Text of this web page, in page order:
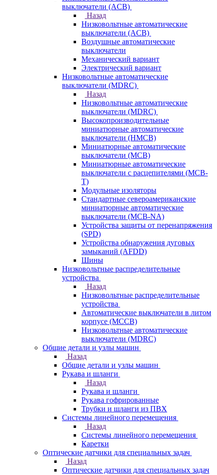
выключатели (ACB)
Назад
Низковольтные автоматические
выключатели (ACB)
Воздушные автоматические
выключатели
Механический вариант
Электрический вариант
Низковольтные автоматические
выключатели (MDRC)
Назад
Низковольтные автоматические
выключатели (MDRC)
Высокопроизводительные
миниатюрные автоматические
выключатели (HMCB)
Миниатюрные автоматические
выключатели (MCB)
Миниатюрные автоматические
выключатели с расцепителями (MCB-
T)
Модульные изоляторы
Стандартные североамериканские
миниатюрные автоматические
выключатели (MCB-NA)
Устройства защиты от перенапряжения
(SPD)
Устройства обнаружения дуговых
замыканий (AFDD)
Шины
Низковольтные распределительные
устройства
Назад
Низковольтные распределительные
устройства
Автоматические выключатели в литом
корпусе (MCCB)
Низковольтные автоматические
выключатели (MDRC)
Общие детали и узлы машин
Назад
Общие детали и узлы машин
Рукава и шланги
Назад
Рукава и шланги
Рукава гофрированные
Трубки и шланги из ПВХ
Системы линейного перемещения
Назад
Системы линейного перемещения
Каретки
Оптические датчики для специальных задач
Назад
Оптические датчики для специальных задач